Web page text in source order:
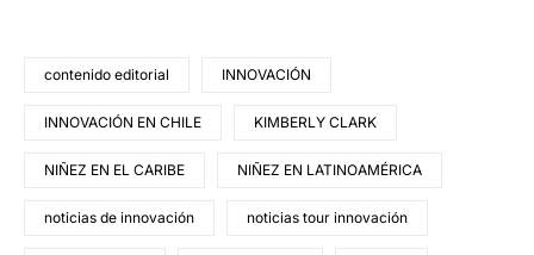
contenido editorial INNOVACIÓN
INNOVACIÓN EN CHILE KIMBERLY CLARK
NIÑEZ EN EL CARIBE NIÑEZ EN LATINOAMÉRICA
noticias de innovación noticias tour innovación